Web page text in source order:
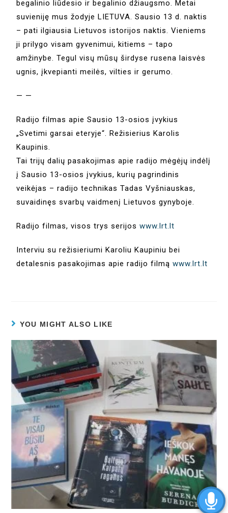
begalinio liūdesio ir begalinio džiaugsmo. Metai
suvieniję mus žodyje LIETUVA. Sausio 13 d. naktis
– pati ilgiausia Lietuvos istorijos naktis. Vieniems
ji prilygo visam gyvenimui, kitiems – tapo
amžinybe. Tegul visų mūsų širdyse rusena laisvės
ugnis, įkvepianti meilės, vilties ir gerumo.
— —
Radijo filmas apie Sausio 13-osios įvykius
„Svetimi garsai eteryje“. Režisierius Karolis
Kaupinis.
Tai trijų dalių pasakojimas apie radijo mėgėjų indėlį
į Sausio 13-osios įvykius, kurių pagrindinis
veikėjas – radijo technikas Tadas Vyšniauskas,
suvaidinęs svarbų vaidmenį Lietuvos gynyboje.
Radijo filmas, visos trys serijoswww.lrt.lt
Interviu su režisieriumi Karoliu Kaupiniu bei
detalesnis pasakojimas apie radijo filmąwww.lrt.lt
YOU MIGHT ALSO LIKE